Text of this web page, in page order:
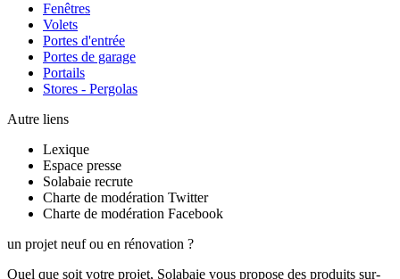
Fenêtres
Volets
Portes d'entrée
Portes de garage
Portails
Stores - Pergolas
Autre liens
Lexique
Espace presse
Solabaie recrute
Charte de modération Twitter
Charte de modération Facebook
un projet neuf ou en rénovation ?
Quel que soit votre projet, Solabaie vous propose des produits sur-